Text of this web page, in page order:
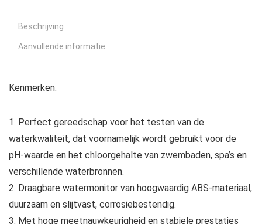
Beschrijving
Aanvullende informatie
Kenmerken:
1. Perfect gereedschap voor het testen van de
waterkwaliteit, dat voornamelijk wordt gebruikt voor de
pH-waarde en het chloorgehalte van zwembaden, spa’s en
verschillende waterbronnen.
2. Draagbare watermonitor van hoogwaardig ABS-materiaal,
duurzaam en slijtvast, corrosiebestendig.
3. Met hoge meetnauwkeurigheid en stabiele prestaties